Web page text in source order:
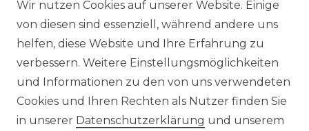
STELLENANGEBOTE
NEWSLETTER
Wir nutzen Cookies auf unserer Website. Einige
von diesen sind essenziell, während andere uns
helfen, diese Website und Ihre Erfahrung zu
verbessern. Weitere Einstellungsmöglichkeiten
und Informationen zu den von uns verwendeten
Cookies und Ihren Rechten als Nutzer finden Sie
in unserer Daten­schutz­erklärung und unserem